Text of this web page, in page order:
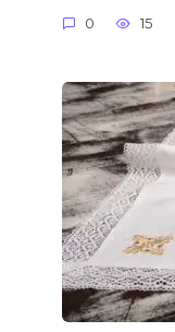
0 15